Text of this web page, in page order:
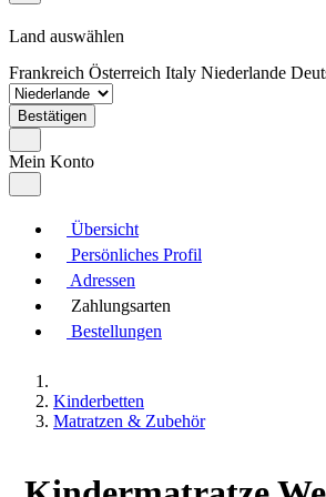
Land auswählen
Frankreich Österreich Italy Niederlande
Bestätigen
Mein Konto
Übersicht
Persönliches Profil
Adressen
Zahlungsarten
Bestellungen
Kinderbetten
Matratzen & Zubehör